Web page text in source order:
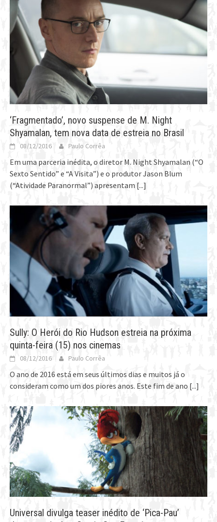
‘Fragmentado’, novo suspense de M. Night
Shyamalan, tem nova data de estreia no Brasil
08/12/2016 Paulo Corrêa
Em uma parceria inédita, o diretor M. Night Shyamalan (“O
Sexto Sentido” e “A Visita”) e o produtor Jason Blum
(“Atividade Paranormal”) apresentam [...]
Sully: O Herói do Rio Hudson estreia na próxima
quinta-feira (15) nos cinemas
08/12/2016 Paulo Corrêa
O ano de 2016 está em seus últimos dias e muitos já o
consideram como um dos piores anos. Este fim de ano [...]
Universal divulga teaser inédito de ‘Pica-Pau’